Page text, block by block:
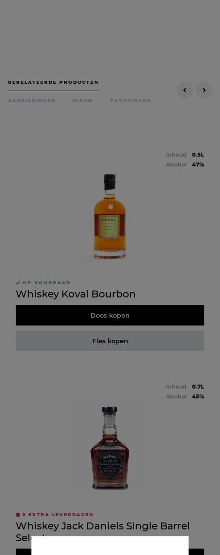
GERELATEERDE PRODUCTEN
AANBIEDINGEN NIEUW FAVORIETEN
Inhoud
0.5L
Alcohol
47%
OP VOORRAAD
Whiskey Koval Bourbon
Doos kopen
Fles kopen
Inhoud
0.7L
Alcohol
45%
5 EXTRA LEVERDAGEN
Whiskey Jack Daniels Single Barrel
Select